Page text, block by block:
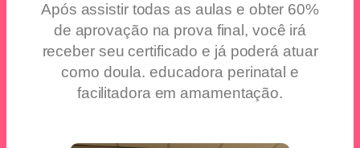
Após assistir todas as aulas e obter 60%
de aprovação na prova final, você irá
receber seu certificado e já poderá atuar
como doula. educadora perinatal e
facilitadora em amamentação.